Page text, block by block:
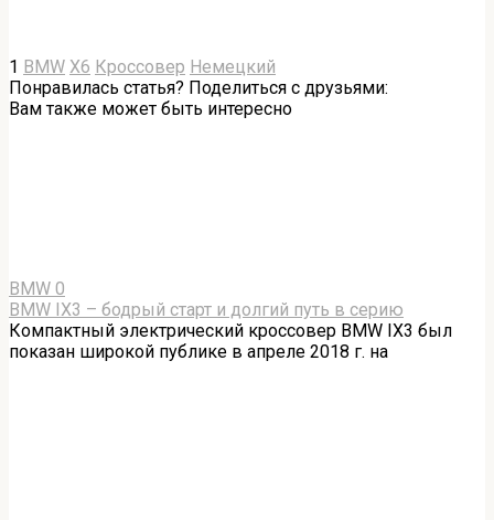
1 BMW X6 Кроссовер Немецкий
Понравилась статья? Поделиться с друзьями:
Вам также может быть интересно
BMW 0
BMW IX3 – бодрый старт и долгий путь в серию
Компактный электрический кроссовер BMW IX3 был
показан широкой публике в апреле 2018 г. на